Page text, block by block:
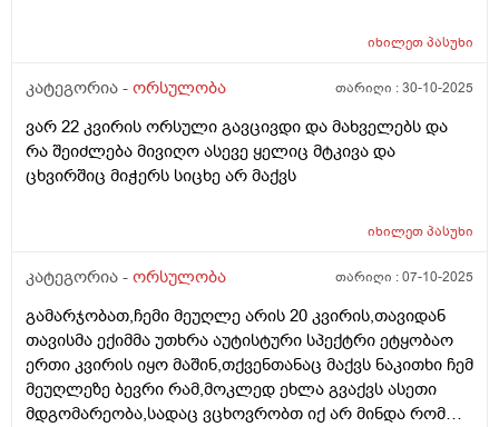
ნაადრევი მშობიარობის,მაქვს ამ ბოლოს წელის
და ხაჭოსებრი გამონადენი,ნაცხის ანალიზმა კანდიდა
იხილეთპასუხი
კატეგორია - ორსულობა თარიღი :30-10-2025
ვარ 22 კვირის ორსული გავცივდი და მახველებს და
რა შეიძლება მივიღო ასევე ყელიც მტკივა და
ცხვირშიც მიჭერს სიცხე არ მაქვს
იხილეთპასუხი
კატეგორია - ორსულობა თარიღი :07-10-2025
გამარჯობათ,ჩემი მეუღლე არის 20 კვირის,თავიდან
თავისმა ექიმმა უთხრა აუტისტური სპექტრი ეტყობაო
ერთი კვირის იყო მაშინ,თქვენთანაც მაქვს ნაკითხი ჩემ
მეუღლეზე ბევრი რამ,მოკლედ ეხლა გვაქვს ასეთი
მდგომარეობა,სადაც ვცხოვრობთ იქ არ მინდა რომ